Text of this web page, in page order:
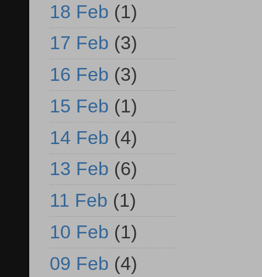
18 Feb (1)
17 Feb (3)
16 Feb (3)
15 Feb (1)
14 Feb (4)
13 Feb (6)
11 Feb (1)
10 Feb (1)
09 Feb (4)